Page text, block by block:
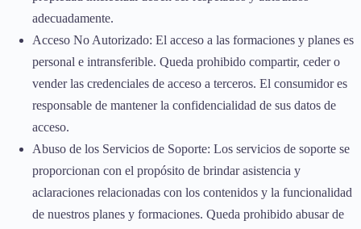
adecuadamente.
Acceso No Autorizado: El acceso a las formaciones y planes es
personal e intransferible. Queda prohibido compartir, ceder o
vender las credenciales de acceso a terceros. El consumidor es
responsable de mantener la confidencialidad de sus datos de
acceso.
Abuso de los Servicios de Soporte: Los servicios de soporte se
proporcionan con el propósito de brindar asistencia y
aclaraciones relacionadas con los contenidos y la funcionalidad
de nuestros planes y formaciones. Queda prohibido abusar de